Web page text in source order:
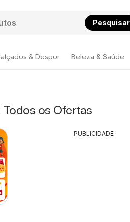
Pesquisar
& Despor Beleza & Saúde
os Ofertas
PUBLICIDADE